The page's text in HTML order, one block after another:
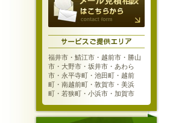
福井市・鯖江市・越前市・勝山
市・大野市・坂井市・あわら
市・永平寺町・池田町・越前
町・南越前町・敦賀市・美浜
町・若狭町・小浜市・加賀市